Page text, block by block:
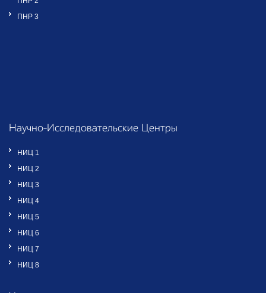
ПНР 3
Научно-Исследовательские Центры
НИЦ 1
НИЦ 2
НИЦ 3
НИЦ 4
НИЦ 5
НИЦ 6
НИЦ 7
НИЦ 8